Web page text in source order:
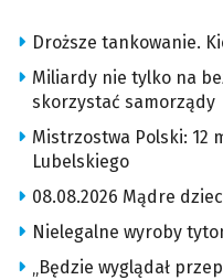
Droższe tankowanie.
Miliardy nie tylko na
skorzystać samorządy
Mistrzostwa Polski: 12
Lubelskiego
08.08.2026 Mądre
Nielegalne wyroby
„Będzie wyglądał